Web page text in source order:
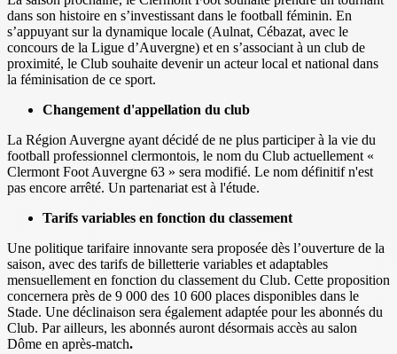
dans son histoire en s’investissant dans le football féminin. En
s’appuyant sur la dynamique locale (Aulnat, Cébazat, avec le
concours de la Ligue d’Auvergne) et en s’associant à un club de
proximité, le Club souhaite devenir un acteur local et national dans
la féminisation de ce sport.
Changement d'appellation du club
La Région Auvergne ayant décidé de ne plus participer à la vie du
football professionnel clermontois, le nom du Club actuellement «
Clermont Foot Auvergne 63 » sera modifié. Le nom définitif n'est
pas encore arrêté. Un partenariat est à l'étude.
Tarifs variables en fonction du classement
Une politique tarifaire innovante sera proposée dès l’ouverture de la
saison, avec des tarifs de billetterie variables et adaptables
mensuellement en fonction du classement du Club. Cette proposition
concernera près de 9 000 des 10 600 places disponibles dans le
Stade. Une déclinaison sera également adaptée pour les abonnés du
Club. Par ailleurs, les abonnés auront désormais accès au salon
Dôme en après-match.